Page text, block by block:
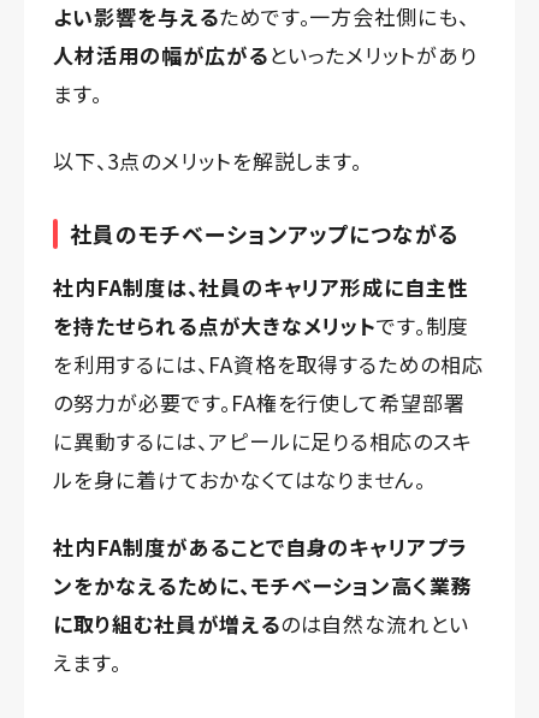
よい影響を与えるためです。一方会社側にも、
人材活用の幅が広がるといったメリットがあり
ます。
以下、3点のメリットを解説します。
社員のモチベーションアップにつながる
社内FA制度は、社員のキャリア形成に自主性
を持たせられる点が大きなメリットです。制度
を利用するには、FA資格を取得するための相応
の努力が必要です。FA権を行使して希望部署
に異動するには、アピールに足りる相応のスキ
ルを身に着けておかなくてはなりません。
社内FA制度があることで自身のキャリアプラ
ンをかなえるために、モチベーション高く業務
に取り組む社員が増えるのは自然な流れとい
えます。